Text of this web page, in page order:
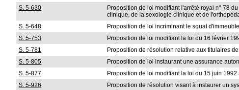
S. 5-630
Proposition de loi modifiant l'arrêté royal n° 78
clinique, de la sexologie clinique et de
S. 5-648 Proposition de loi incriminant le squat
S. 5-753
Proposition de loi modifiant la loi du 16 février
S. 5-781
Proposition de résolution relative aux titulaires
S. 5-805
Proposition de loi instaurant une assurance
S. 5-877
Proposition de loi modifiant la loi du 15 juin
S. 5-926
Proposition de résolution visant à instaurer un